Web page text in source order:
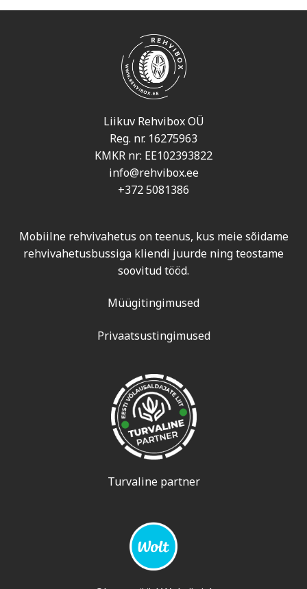
Liikuv Rehvibox OÜ
Reg. nr. 16275963
KMKR nr: EE102393822
info@rehvibox.ee
+372 5081386
Mobiilne rehvivahetus on teenus, kus meie sõidame
rehvivahetusbussiga kliendi juurde ning teostame
soovitud tööd.
Müügitingimused
Privaatsustingimused
Turvaline partner